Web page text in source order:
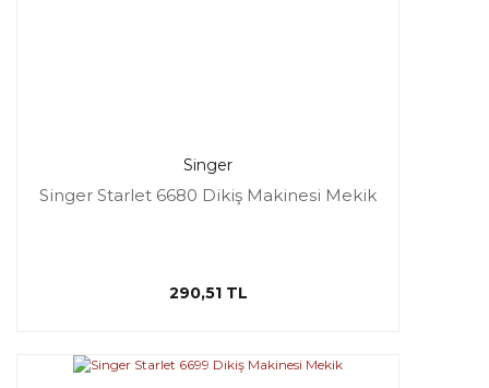
Singer
Singer Starlet 6680 Dikiş Makinesi Mekik
290,51 TL